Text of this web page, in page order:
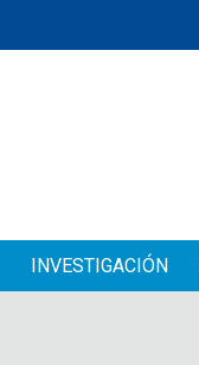
INVESTIGACIÓN